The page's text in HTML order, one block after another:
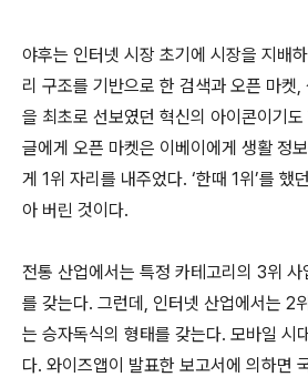
야후는 인터넷 시장 초기에 시장을 지배
리 구조를 기반으로 한 검색과 오픈 마켓,
을 최초로 선보였던 혁신의 아이콘이기
글에게 오픈 마켓은 이베이에게 생활 정
게 1위 자리를 내주었다. ‘한때 1위’를 했
아 버린 것이다.
전통 산업에서는 특정 카테고리의 3위 사
를 갖는다. 그런데, 인터넷 산업에서는 2
는 승자독식의 형태를 갖는다. 모바일 시
다. 와이즈앱이 발표한 보고서에 의하면